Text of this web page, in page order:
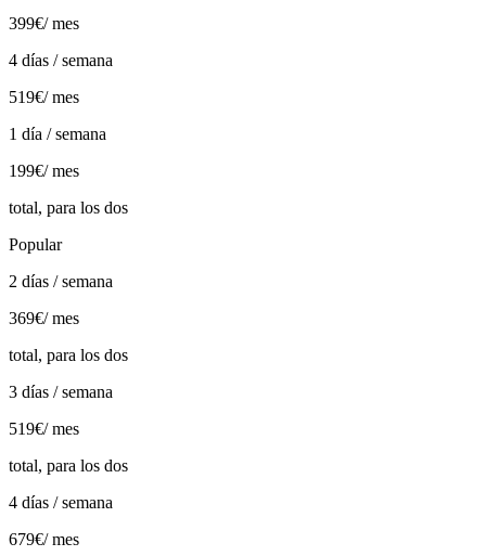
399€/ mes
4 días / semana
519€/ mes
1 día / semana
199€/ mes
total, para los dos
Popular
2 días / semana
369€/ mes
total, para los dos
3 días / semana
519€/ mes
total, para los dos
4 días / semana
679€/ mes